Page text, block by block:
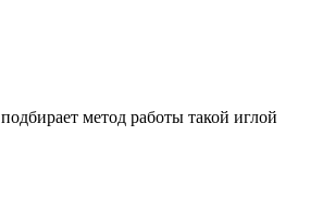
метод работы такой иглой